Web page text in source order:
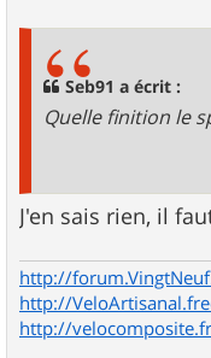
Seb91 a écrit :
Quelle finition le
J'en sais rien, il
http://
http://
http://